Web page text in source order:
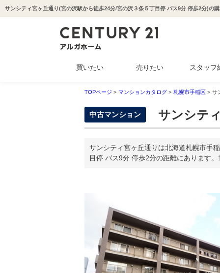
買いたい
新築一戸建て
中古一戸建て
中古マンション
土地
収益物件
売りたい スタッフ
TOPページ > マンションカタログ > 札幌市手稲区 > サ
中古マンション サンシテ
サンシティ宮ヶ丘通りは北海道札幌市手
目停 バス9分 停歩2分の距離にあります